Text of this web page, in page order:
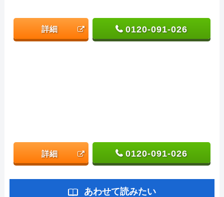
詳細 0120-091-026
詳細 0120-091-026
あわせて読みたい